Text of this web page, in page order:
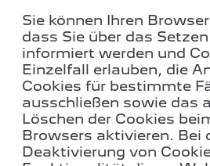
Sie können Ihren
dass Sie über das
informiert werden und
Einzelfall erlauben, die
Cookies für bestimmte
ausschließen sowie das
Löschen der Cookies
Browsers aktivieren. Bei
Deaktivierung von